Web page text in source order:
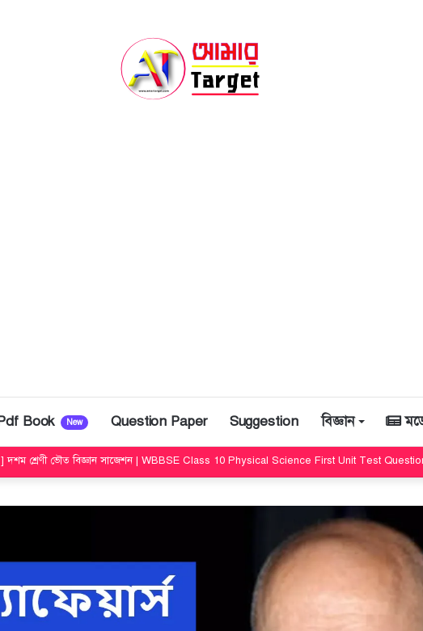
Book New Question Paper Suggestion বিজ্ঞান
দশম শ্রেণী ভৌত বিজ্ঞান সাজেশন | WBBSE Class 10 Physical Science First Unit Test